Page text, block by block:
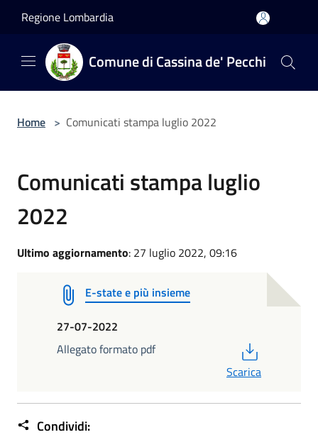
Regione Lombardia
Comune di Cassina de' Pecchi
Home > Comunicati stampa luglio 2022
Comunicati stampa luglio
2022
Ultimo aggiornamento: 27 luglio 2022, 09:16
E-state e più insieme
27-07-2022
Allegato formato pdf
Scarica
Condividi: